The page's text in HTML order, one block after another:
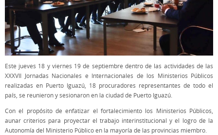
Este jueves 18 y viernes 19 de septiembre dentro de las actividades de las
XXXVII Jornadas Nacionales e Internacionales de los Ministerios Públicos
realizadas en Puerto Iguazú, 18 procuradores representantes de todo el
país, se reunieron y sesionaron en la ciudad de Puerto Iguazú.
Con el propósito de enfatizar el fortalecimiento los Ministerios Públicos,
aunar criterios para proyectar el trabajo interinstitucional y el logro de la
Autonomía del Ministerio Público en la mayoría de las provincias miembro.